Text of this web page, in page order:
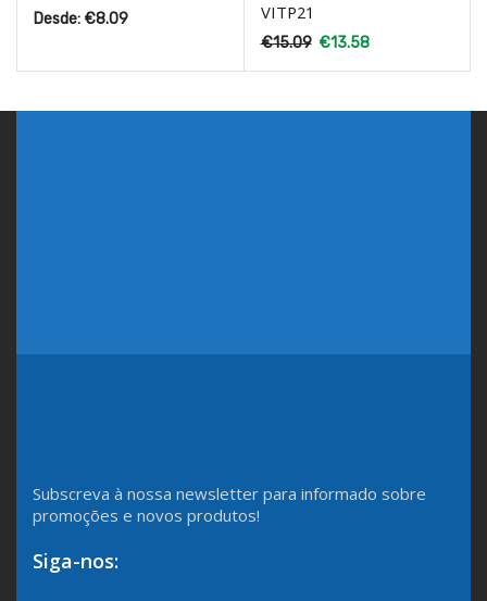
Desde: €8.09
VITP21
€15.09 €13.58
Subscreva à nossa newsletter para informado sobre
promoções e novos produtos!
Siga-nos: